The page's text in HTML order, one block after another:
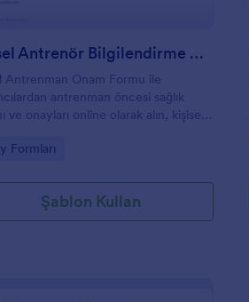
Kişisel Antrenör Bilgilendirme Onay Formu
Antrenman Onam Formu ile
antrenman öncesi sağlık
ve onayları online olarak alın, kişisel
sürecini Jotform ile hızlandırın.
Category:
Formları
Şablon Kullan